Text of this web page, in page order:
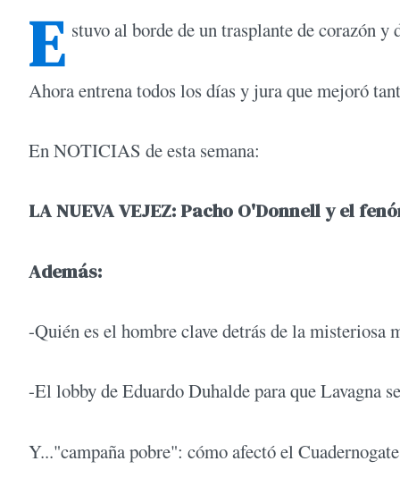
E stuvo al borde de un trasplante de corazón
Ahora entrena todos los días y jura que mejoró
En NOTICIAS de esta semana:
LA NUEVA VEJEZ: Pacho O'Donnell y el
Además:
-Quién es el hombre clave detrás de la misteriosa
-El lobby de Eduardo Duhalde para que Lavagna
Y..."campaña pobre": cómo afectó el